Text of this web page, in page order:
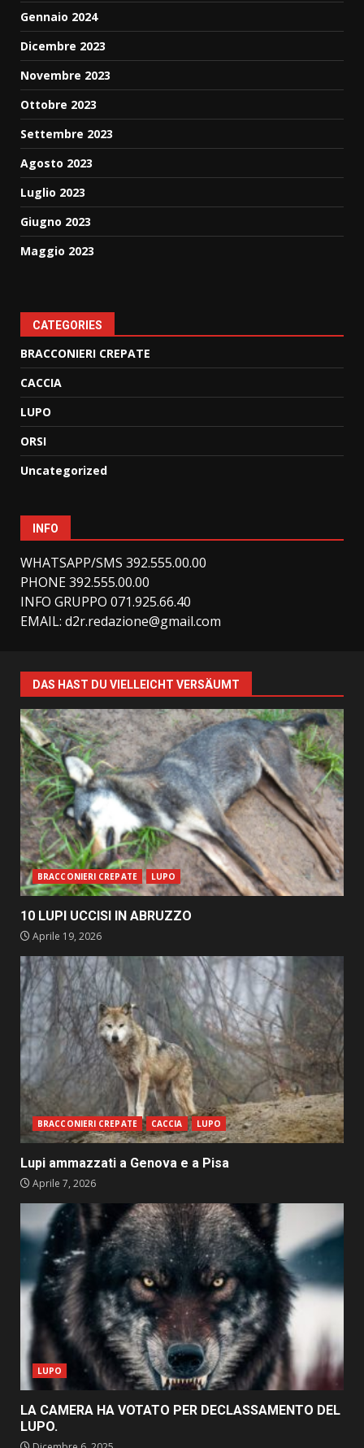
Gennaio 2024
Dicembre 2023
Novembre 2023
Ottobre 2023
Settembre 2023
Agosto 2023
Luglio 2023
Giugno 2023
Maggio 2023
CATEGORIES
BRACCONIERI CREPATE
CACCIA
LUPO
ORSI
Uncategorized
INFO
WHATSAPP/SMS 392.555.00.00
PHONE 392.555.00.00
INFO GRUPPO 071.925.66.40
EMAIL: d2r.redazione@gmail.com
DAS HAST DU VIELLEICHT VERSÄUMT
BRACCONIERI CREPATE LUPO
10 LUPI UCCISI IN ABRUZZO
Aprile 19, 2026
BRACCONIERI CREPATE CACCIA LUPO
Lupi ammazzati a Genova e a Pisa
Aprile 7, 2026
LUPO
LA CAMERA HA VOTATO PER DECLASSAMENTO DEL
LUPO.